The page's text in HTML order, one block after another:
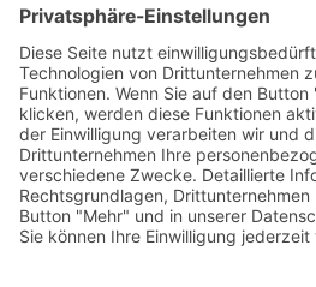
Betriebsferien
Wir befinden uns vom
19.12.2025 bis einschließlich
in unseren Betriebsferien.
In dieser Zeit werden Anfragen